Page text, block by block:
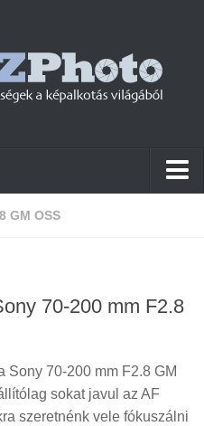
GM OSS
70-200 mm F2.8
Sony 70-200 mm F2.8 GM
sokat javul az AF
szeretnénk vele fókuszálni